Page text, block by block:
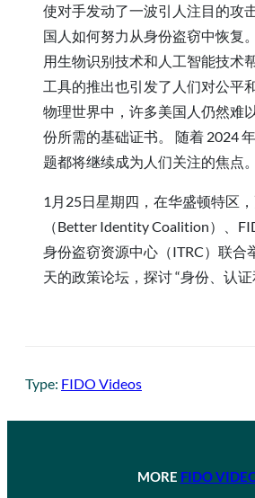
使对手发动了一波引人注目的攻
国人如何努力从身份盗窃中恢复
用生物识别技术和人工智能技术
工具的推出也引发了人们对公平
物理世界中，许多美国人仍然难
份所需的基础证书。 随着 2024
题都将继续成为人们关注的焦点。
1月25日星期四，在华盛顿特区
（Better Identity Coalition）、
身份盗窃资源中心（ITRC）联合
天的政策论坛，探讨 “身份、认证
Type: FIDO Videos
MORE FIDO